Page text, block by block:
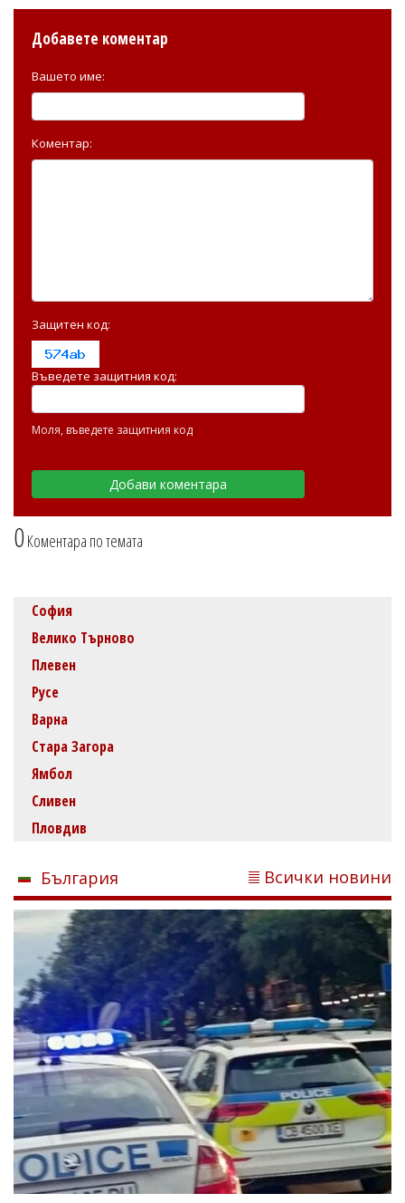
0Коментара по темата
Добавете коментар
Вашето име:
Коментар:
Защитен код:
Въведете защитния код:
Моля, въведете защитния код
София
Велико Търново
Плевен
Русе
Варна
Стара Загора
Ямбол
Сливен
Пловдив
България Всички новини